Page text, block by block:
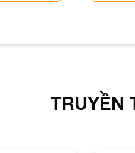
TRUYỀN